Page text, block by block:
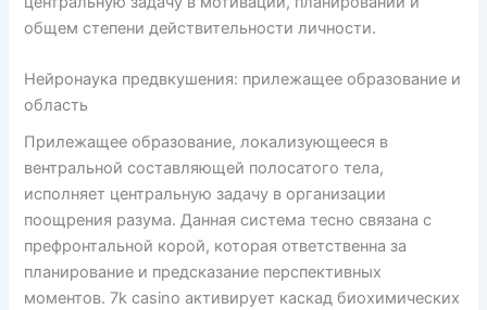
общем степени действительности личности.
Нейронаука предвкушения: прилежащее образование и
область
Прилежащее образование, локализующееся в
вентральной составляющей полосатого тела,
исполняет центральную задачу в организации
поощрения разума. Данная система тесно связана с
префронтальной корой, которая ответственна за
планирование и предсказание перспективных
моментов. 7k casino активирует каскад биохимических